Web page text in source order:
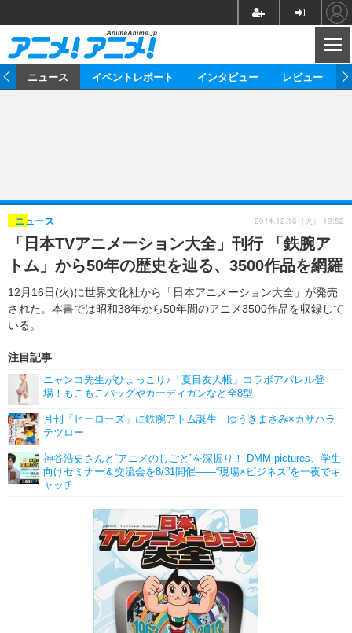
ゲーム グッズ
イベント 海外
海外イベント ビジネス
俳優・タレント アーティスト
ビジネス
アニメ 実写
書評 イベント
ゲーム 座談会
動画
アニメ！アニメ！TV ABEMA Cafe
ニュース イベントレポート インタビュー レビュー
「日本TVアニメーション大全」刊行 「鉄腕ア
トム」から50年の歴史を辿る、3500作品を網羅
12月16日(火)に世界文化社から「日本アニメーション大全」が発売
された。本書では昭和38年から50年間のアニメ3500作品を収録して
いる。
ニュース
注目記事
ニャンコ先生がひょっこり♪「夏目友人帳」コラボアパレル登
場！もこもこバッグやカーディガンなど全8型
月刊「ヒーローズ」に鉄腕アトム誕生 ゆうきまさみ×カサハラ
テツロー
神谷浩史さんと“アニメのしごと”を深掘り！ DMM pictures、学生
向けセミナー＆交流会を8/31開催――“現場×ビジネス”を一夜でキ
ャッチ
2014.12.16（火） 19:52